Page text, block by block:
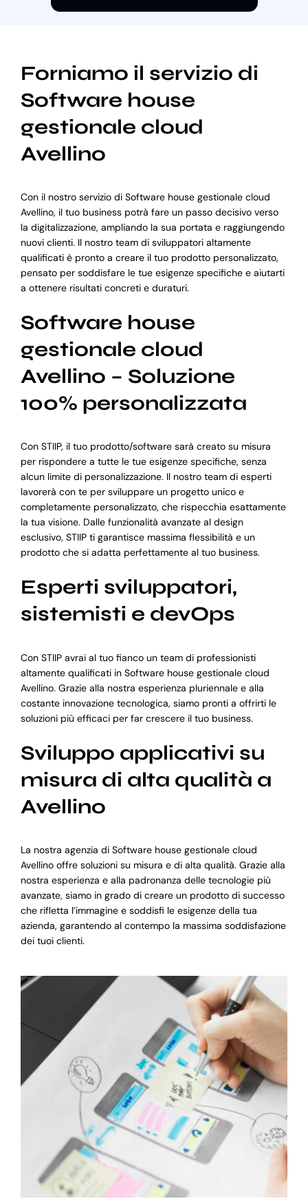
Forniamo il servizio di
Software house
gestionale cloud
Avellino
Con il nostro servizio di Software house gestionale cloud
Avellino, il tuo business potrà fare un passo decisivo verso
la digitalizzazione, ampliando la sua portata e raggiungendo
nuovi clienti. Il nostro team di sviluppatori altamente
qualificati è pronto a creare il tuo prodotto personalizzato,
pensato per soddisfare le tue esigenze specifiche e aiutarti
a ottenere risultati concreti e duraturi.
Software house
gestionale cloud
Avellino – Soluzione
100% personalizzata
Con STIIP, il tuo prodotto/software sarà creato su misura
per rispondere a tutte le tue esigenze specifiche, senza
alcun limite di personalizzazione. Il nostro team di esperti
lavorerà con te per sviluppare un progetto unico e
completamente personalizzato, che rispecchia esattamente
la tua visione. Dalle funzionalità avanzate al design
esclusivo, STIIP ti garantisce massima flessibilità e un
prodotto che si adatta perfettamente al tuo business.
Esperti sviluppatori,
sistemisti e devOps
Con STIIP avrai al tuo fianco un team di professionisti
altamente qualificati in Software house gestionale cloud
Avellino. Grazie alla nostra esperienza pluriennale e alla
costante innovazione tecnologica, siamo pronti a offrirti le
soluzioni più efficaci per far crescere il tuo business.
Sviluppo applicativi su
misura di alta qualità a
Avellino
La nostra agenzia di Software house gestionale cloud
Avellino offre soluzioni su misura e di alta qualità. Grazie alla
nostra esperienza e alla padronanza delle tecnologie più
avanzate, siamo in grado di creare un prodotto di successo
che rifletta l’immagine e soddisfi le esigenze della tua
azienda, garantendo al contempo la massima soddisfazione
dei tuoi clienti.